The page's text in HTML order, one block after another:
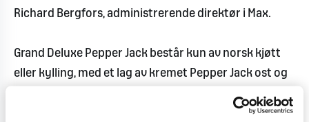
Richard Bergfors, administrerende direktør i Max.
Grand Deluxe Pepper Jack består kun av norsk kjøtt
eller kylling, med et lag av kremet Pepper Jack ost og
Burgere serveres i Max Frisco brød. Som navnet